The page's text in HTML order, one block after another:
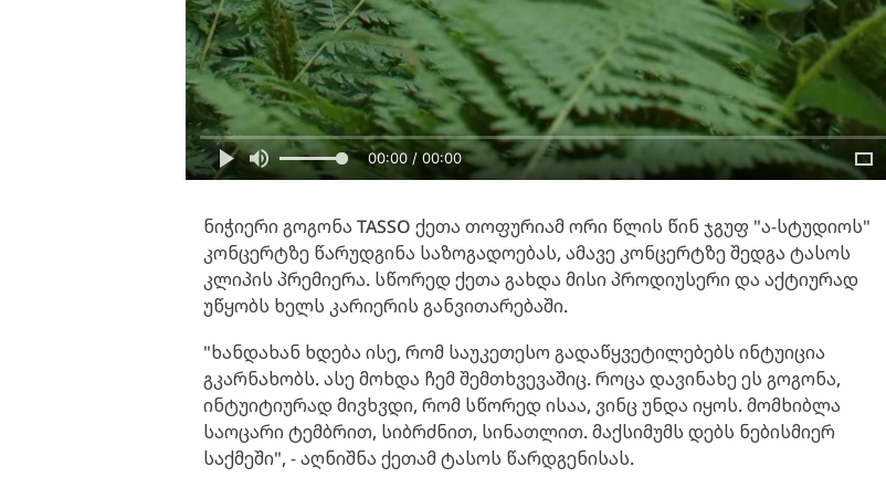
00:00 / 00:00
ნიჭიერი გოგონა TASSO ქეთა თოფურიამ ორი წლის წინ ჯგუფ "ა-სტუდიოს"
კონცერტზე წარუდგინა საზოგადოებას, ამავე კონცერტზე შედგა ტასოს
კლიპის პრემიერა. სწორედ ქეთა გახდა მისი პროდიუსერი და აქტიურად
უწყობს ხელს კარიერის განვითარებაში.
"ხანდახან ხდება ისე, რომ საუკეთესო გადაწყვეტილებებს ინტუიცია
გკარნახობს. ასე მოხდა ჩემ შემთხვევაშიც. როცა დავინახე ეს გოგონა,
ინტუიტიურად მივხვდი, რომ სწორედ ისაა, ვინც უნდა იყოს. მომხიბლა
საოცარი ტემბრით, სიბრძნით, სინათლით. მაქსიმუმს დებს ნებისმიერ
საქმეში", - აღნიშნა ქეთამ ტასოს წარდგენისას.